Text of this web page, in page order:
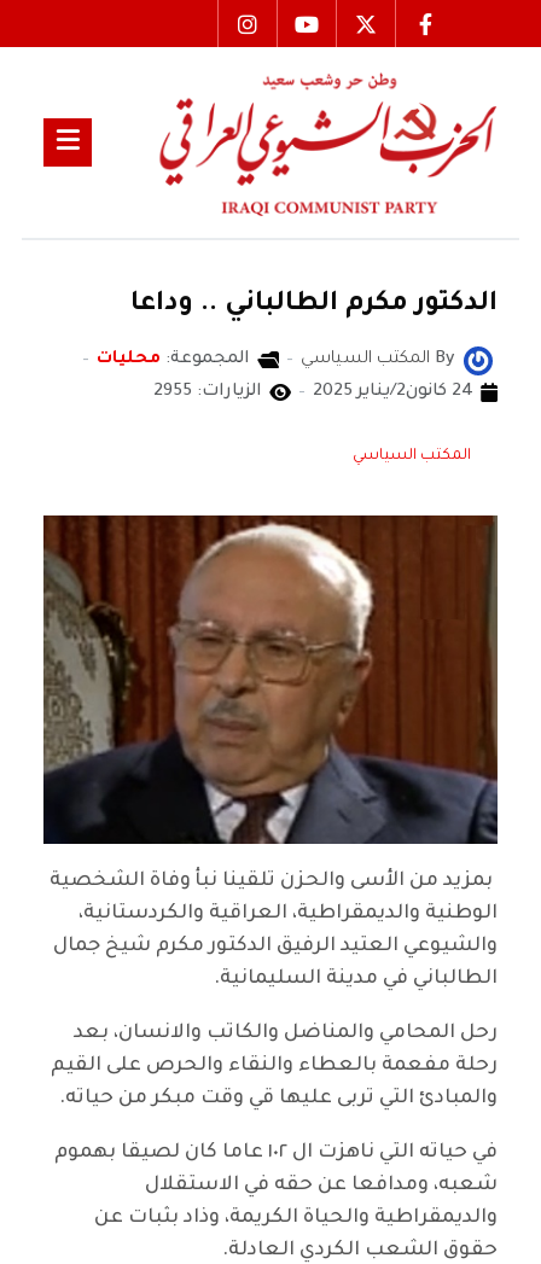
الدكتور مكرم الطالباني .. وداعا
By المكتب السياسي المجموعة: محليات
24 كانون2/يناير 2025
الزيارات: 2955
المكتب السياسي
بمزيد من الأسى والحزن تلقينا نبأ وفاة الشخصية
الوطنية والديمقراطية، العراقية والكردستانية،
والشيوعي العتيد الرفيق الدكتور مكرم شيخ جمال
الطالباني في مدينة السليمانية.
رحل المحامي والمناضل والكاتب والانسان، بعد
رحلة مفعمة بالعطاء والنقاء والحرص على القيم
والمبادئ التي تربى عليها قي وقت مبكر من حياته.
في حياته التي ناهزت ال ١٠٢ عاما كان لصيقا بهموم
شعبه، ومدافعا عن حقه في الاستقلال
والديمقراطية والحياة الكريمة، وذاد بثبات عن
حقوق الشعب الكردي العادلة.